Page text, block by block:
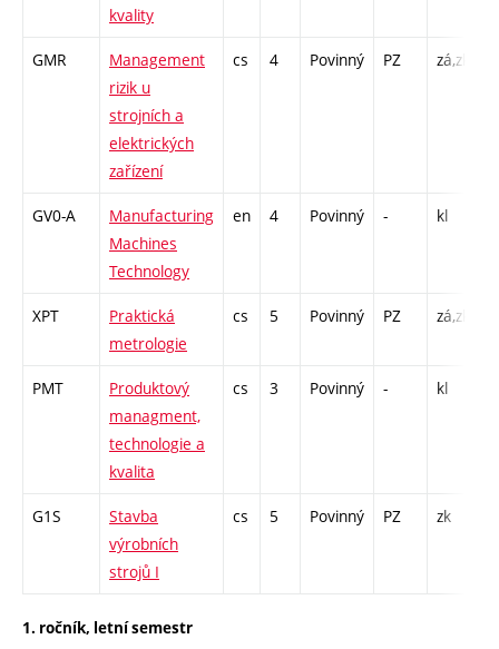
kvality
GMR
Management
rizik u
strojních a
elektrických
zařízení
cs 4 Povinný PZ zá,zk
GV0-A
Manufacturing
Machines
Technology
en 4 Povinný - kl
XPT
Praktická
metrologie
cs 5 Povinný PZ zá,zk
PMT
Produktový
managment,
technologie a
kvalita
cs 3 Povinný - kl
G1S
Stavba
výrobních
strojů I
cs 5 Povinný PZ zk
1. ročník, letní semestr